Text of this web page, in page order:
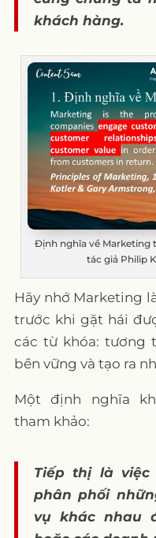
khách hàng.
Định nghĩa về Marketing
tác giả Philip
Hãy nhớ Marketing
trước khi gặt hái
các từ khóa: tương
bền vững và tạo ra
Một định nghĩa
tham khảo:
Tiếp thị là
phân phối
vụ khác nhau